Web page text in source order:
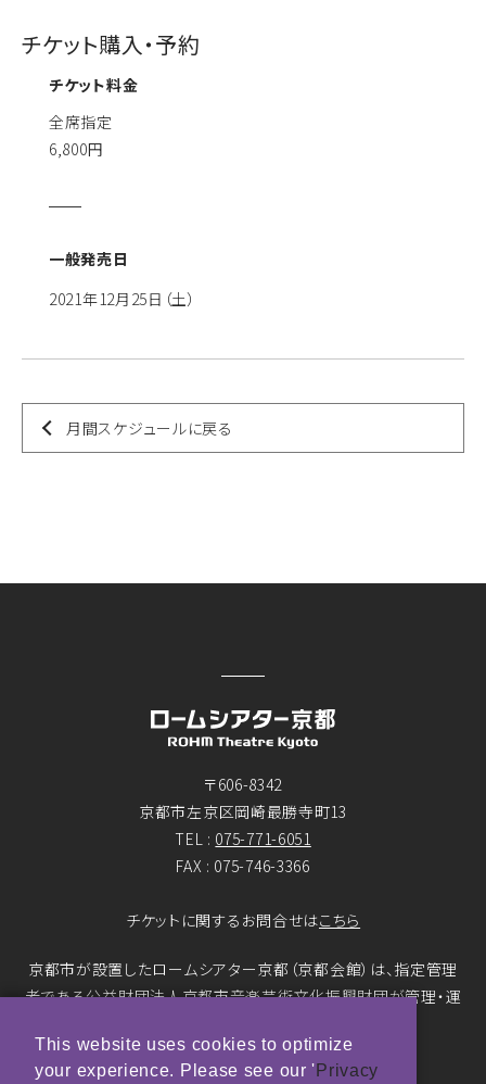
チケット購入・予約
チケット料金
全席指定
6,800円
一般発売日
2021年12月25日（土）
月間スケジュールに戻る
〒606-8342
京都市左京区岡崎最勝寺町13
TEL : 075-771-6051
FAX : 075-746-3366
チケットに関するお問合せはこちら
京都市が設置したロームシアター京都（京都会館）は、指定管理
者である公益財団法人京都市音楽芸術文化振興財団が管理・運
© ROHM Theatre Kyoto. All rights reserved.
This website uses cookies to optimize
your experience. Please see our ' Privacy